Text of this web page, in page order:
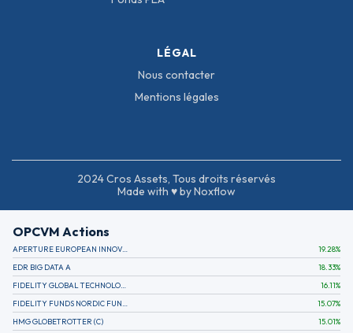
LÉGAL
Nous contacter
Mentions légales
2024 Cros Assets, Tous droits réservés
Made with ♥ by Noxflow
OPCVM Actions
APERTURE EUROPEAN INNOVATION 19.28%
EDR BIG DATA A
18.33%
16.11%
15.07%
HMG GLOBETROTTER (C)
15.01%